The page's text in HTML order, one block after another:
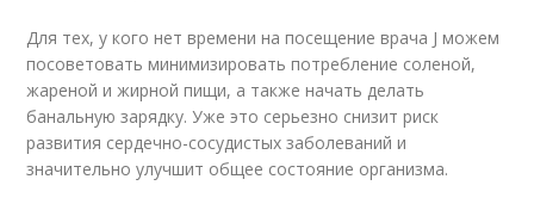
Для тех, у кого нет времени на посещение врача J можем
посоветовать минимизировать потребление соленой,
жареной и жирной пищи, а также начать делать
банальную зарядку. Уже это серьезно снизит риск
развития сердечно-сосудистых заболеваний и
значительно улучшит общее состояние организма.